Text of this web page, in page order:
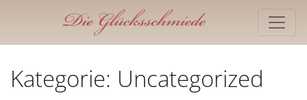
Kategorie: Uncategorized